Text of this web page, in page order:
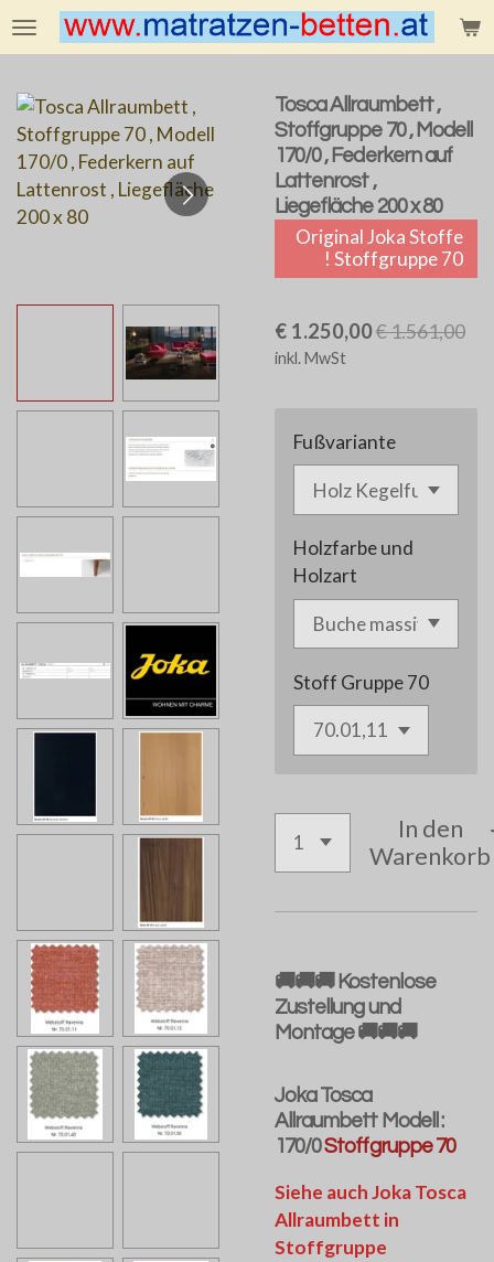
Zum
Hauptinhalt
Tosca Allraumbett ,
Stoffgruppe 70 , Modell
170/0 , Federkern auf
Lattenrost ,
Liegefläche 200 x 80
Original Joka Stoffe
! Stoffgruppe 70
€ 1.250,00€ 1.561,00
inkl. MwSt
Fußvariante
Holzfarbe und
Holzart
Stoff Gruppe 70
In den
Warenkorb
🚚🚚🚚 Kostenlose
Zustellung und
Montage 🚚🚚🚚
Joka Tosca
Allraumbett Modell :
170/0Stoffgruppe 70
Siehe auch Joka Tosca
Allraumbett in
Stoffgruppe